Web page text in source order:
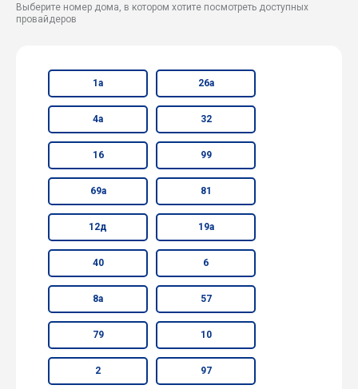
Выберите номер дома, в котором хотите посмотреть доступных
провайдеров
1а 26а
4а 32
16 99
69а 81
12д 19а
40 6
8а 57
79 10
2 97